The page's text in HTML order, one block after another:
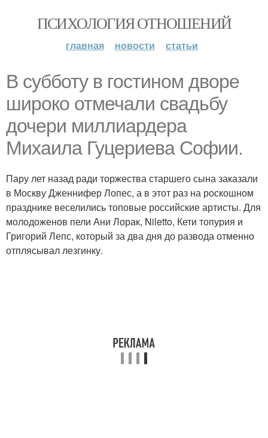
ПСИХОЛОГИЯ ОТНОШЕНИЙ
главная новости статьи
В субботу в гостином дворе
широко отмечали свадьбу
дочери миллиардера
Михаила Гуцериева Софии.
Пару лет назад ради торжества старшего сына заказали
в Москву Дженнифер Лопес, а в этот раз на роскошном
празднике веселились топовые российские артисты. Для
молодоженов пели Ани Лорак, Niletto, Кети топурия и
Григорий Лепс, который за два дня до развода отменно
отплясывал лезгинку.